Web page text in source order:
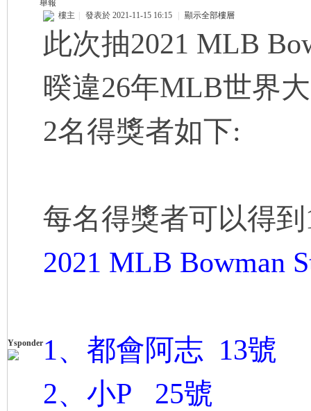
舉報
Ysponder
樓主 發表於 2021-11-15 16:15 顯示全部樓層
此次抽2021 MLB
暌違26年MLB世界
2名得獎者如下:
每名得獎者可以得
2021 MLB Bowman
1、都會阿志 13號
2、小P 25號